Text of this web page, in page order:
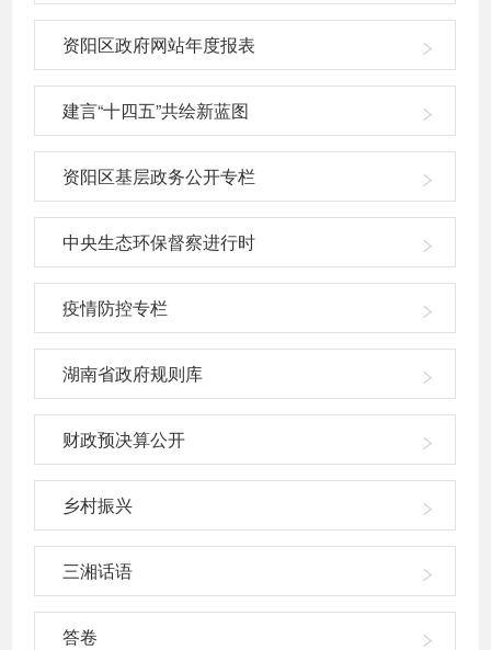
资阳区政府网站年度报表
建言“十四五”共绘新蓝图
资阳区基层政务公开专栏
中央生态环保督察进行时
疫情防控专栏
湖南省政府规则库
财政预决算公开
乡村振兴
三湘话语
答卷